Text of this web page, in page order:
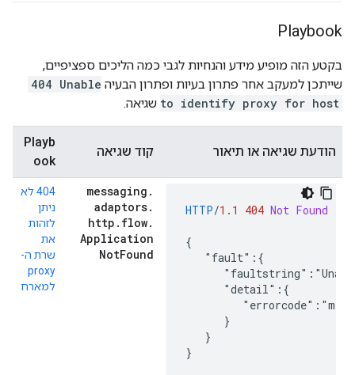
Playbook
בקטע הזה מופיע מידע והנחיות לגבי כמה הליכים ספציפיים,
שייתכן למעקב אחר פתרון בעיות ופתרון הבעיה 404 Unable
to identify proxy for host שגיאה.
הודעת שגיאה או תיאור קוד שגיאה
Playb
ook
HTTP/1.1 404 Not Found
{
   "fault":{
      "detail":{
      }
   }
}
messaging .
adaptors.
http . flow.
Application
NotFound
404 לא
ניתן
לזהות
את
שרת ה-
proxy
למארח